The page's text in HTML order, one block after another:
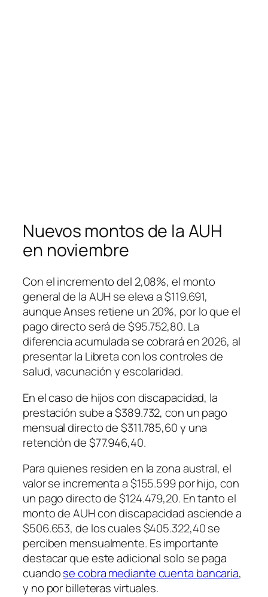
Nuevos montos de la AUH
en noviembre
Con el incremento del 2,08%, el monto
general de la AUH se eleva a $119.691,
aunque Anses retiene un 20%, por lo que el
pago directo será de $95.752,80. La
diferencia acumulada se cobrará en 2026, al
presentar la Libreta con los controles de
salud, vacunación y escolaridad.
En el caso de hijos con discapacidad, la
prestación sube a $389.732, con un pago
mensual directo de $311.785,60 y una
retención de $77.946,40.
Para quienes residen en la zona austral, el
valor se incrementa a $155.599 por hijo, con
un pago directo de $124.479,20. En tanto el
monto de AUH con discapacidad asciende a
$506.653, de los cuales $405.322,40 se
perciben mensualmente. Es importante
destacar que este adicional solo se paga
cuandose cobra mediante cuenta bancaria,
y no por billeteras virtuales.